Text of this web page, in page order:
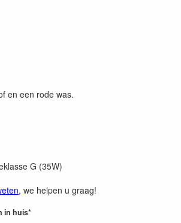
en een rode was.
G (35W)
, we helpen u graag!
in huis*